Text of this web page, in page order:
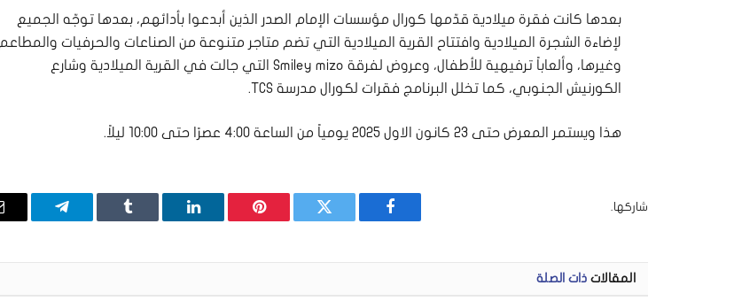
بعدها كانت فقرة ميلادية قدّمها كورال مؤسسات الإمام الصدر الذين أبدعوا بأدائهم، بعدها توجّه الجميع
لإضاءة الشجرة الميلادية وافتتاح القرية الميلادية التي تضم متاجر متنوعة من الصناعات والحرفيات والمطاعم
وغيرها، وألعاباً ترفيهية للأطفال، وعروض لفرقة Smiley mizo التي جالت في القرية الميلادية وشارع
الكورنيش الجنوبي، كما تخلل البرنامج فقرات لكورال مدرسة TCS.
هذا ويستمر المعرض حتى 23 كانون الاول 2025 يومياً من الساعة 4:00 عصرًا حتى 10:00 ليلاً.
شاركها.
فيسبوك تويتر بينتيريستلينكدإن Tumblr تيلقرام
المقالات ذات الصلة